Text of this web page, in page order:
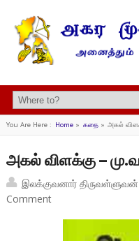
You Are Here : Home» கதை» அகல்
அகல் விளக்கு –
இலக்குவனார் திருவள்ளுவன்
Comment